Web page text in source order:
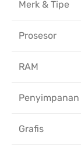
Merk & Tipe
Prosesor
RAM
Penyimpanan
Grafis